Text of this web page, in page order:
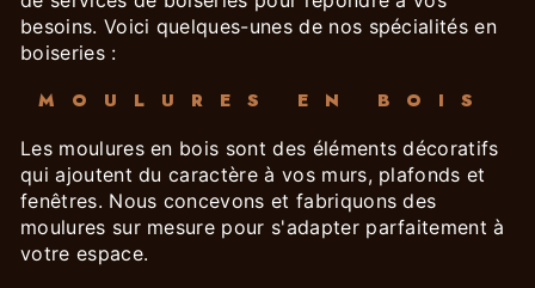
besoins. Voici quelques-unes de nos spécialités en
boiseries :
MOULURES EN BOIS
Les moulures en bois sont des éléments décoratifs
qui ajoutent du caractère à vos murs, plafonds et
fenêtres. Nous concevons et fabriquons des
moulures sur mesure pour s'adapter parfaitement à
votre espace.